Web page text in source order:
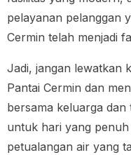
pelayanan pelanggan
Cermin telah menjadi
Jadi, jangan lewatkan
Pantai Cermin dan
bersama keluarga
untuk hari yang
petualangan air yang